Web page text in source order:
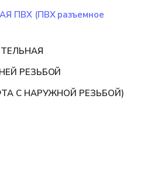
ПВХ (ПВХ разъемное
РЕЗЬБОЙ
С НАРУЖНОЙ РЕЗЬБОЙ)